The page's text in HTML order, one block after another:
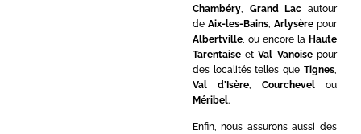
Chambéry, Grand Lac autour
de Aix-les-Bains, Arlysèrepour
Albertville, ou encore la Haute
TarentaiseetVal Vanoisepour
des localités telles que Tignes,
Val d’Isère, Courchevelou
Méribel.
Enfin, nous assurons aussi des